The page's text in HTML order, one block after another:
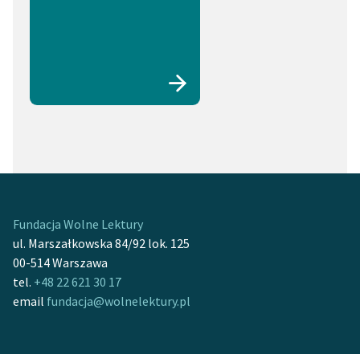
Fundacja Wolne Lektury
ul. Marszałkowska 84/92 lok. 125
00-514 Warszawa
tel. +48 22 621 30 17
email fundacja@wolnelektury.pl